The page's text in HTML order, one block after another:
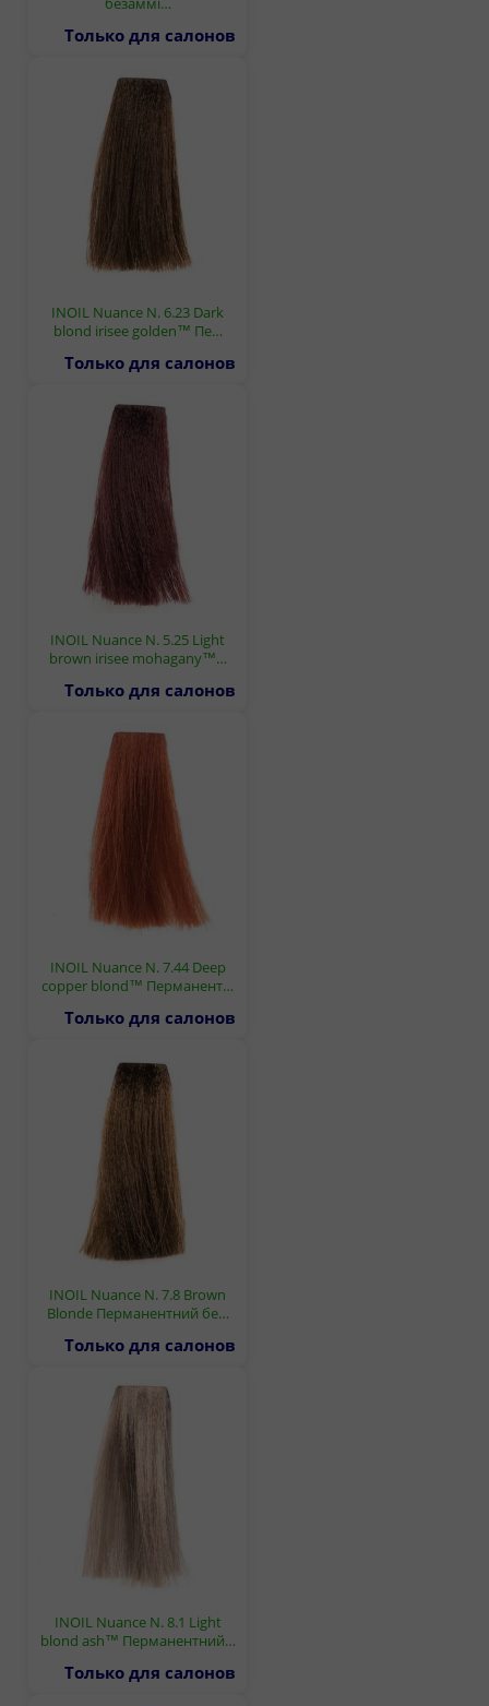
Только для салонов
INOIL Nuance N. 6.23 Dark
blond irisee golden™ Пе…
Только для салонов
INOIL Nuance N. 5.25 Light
brown irisee mohagany™…
Только для салонов
INOIL Nuance N. 7.44 Deep
copper blond™ Перманент…
Только для салонов
INOIL Nuance N. 7.8 Brown
Blonde Перманентний бе…
Только для салонов
INOIL Nuance N. 8.1 Light
blond ash™ Перманентний…
Только для салонов